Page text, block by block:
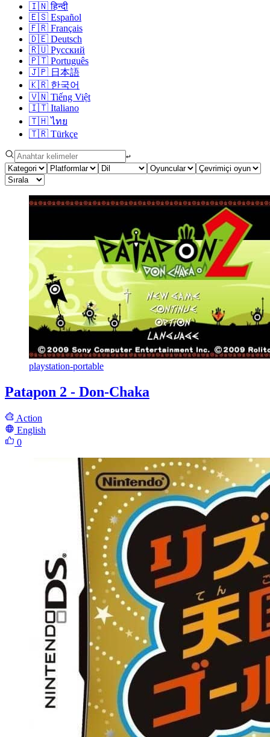
🇮🇳 हिन्दी
🇪🇸 Español
🇫🇷 Français
🇩🇪 Deutsch
🇷🇺 Русский
🇵🇹 Português
🇯🇵 日本語
🇰🇷 한국어
🇻🇳 Tiếng Việt
🇮🇹 Italiano
🇹🇭 ไทย
🇹🇷 Türkçe
↩︎
playstation-portable
Patapon 2 - Don-Chaka
Action
English
0